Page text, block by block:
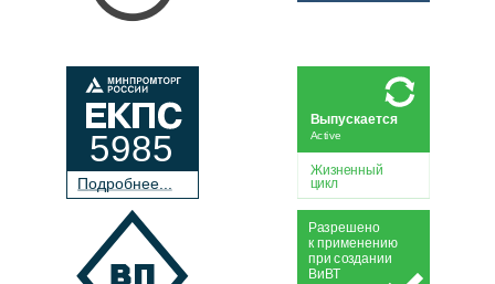
Подробнее...
5985
Жизненный
цикл
Active
Выпускается
Разрешено
к применению
присоздании
Ви ВТ